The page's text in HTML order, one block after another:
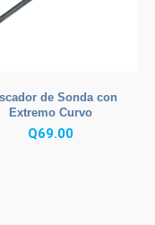
de Sonda con
Extremo Curvo
Q69.00